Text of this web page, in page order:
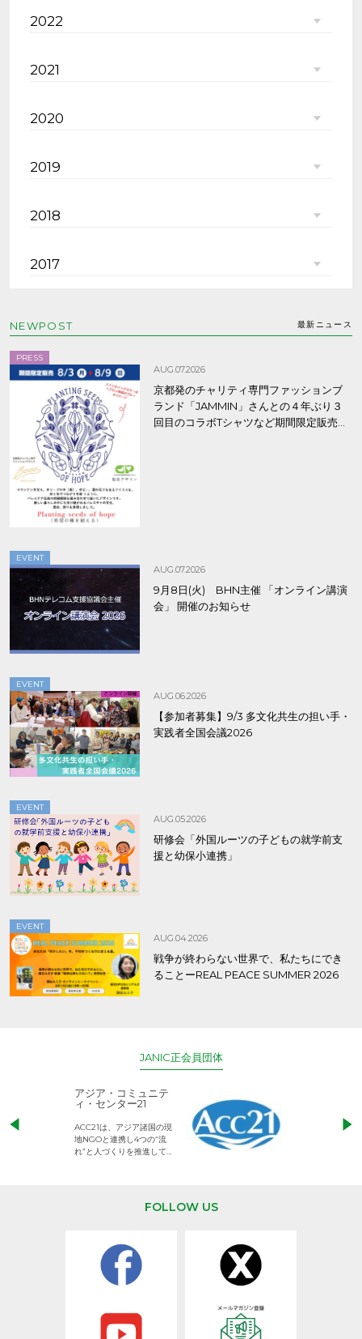
2022
2021
2020
2019
2018
2017
NEWPOST 最新ニュース
PRESS
AUG.07.2026
京都発のチャリティ専門ファッションブ
ランド「JAMMIN」さんとの４年ぶり３
回目のコラボTシャツなど期間限定販売、
EVENT
AUG.07.2026
9月8日(火) BHN主催 「オンライン講演
会」 開催のお知らせ
EVENT
AUG.06.2026
【参加者募集】9/3 多文化共生の担い手・
実践者全国会議2026
EVENT
AUG.05.2026
研修会「外国ルーツの子どもの就学前支
援と幼保小連携」
EVENT
AUG.04.2026
戦争が終わらない世界で、私たちにでき
ることーREAL PEACE SUMMER 2026
JANIC正会員団体
アジア・コミュニテ
ィ・センター21
ACC21は、アジア諸国の現
地NGOと連携し4つの“流
れ”と人づくりを推進してい
児童労働のない
権利が守られた
FOLLOW US